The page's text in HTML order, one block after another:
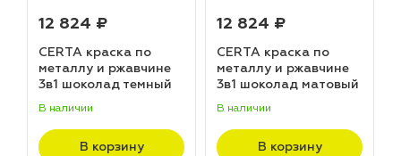
12 824 ₽
CERTA краска по
металлу и ржавчине
3в1 шоколад темный
(20,0кг)
В наличии
В корзину
12 824 ₽
CERTA краска по
металлу и ржавчине
3в1 шоколад матовый
В наличии
В корзину